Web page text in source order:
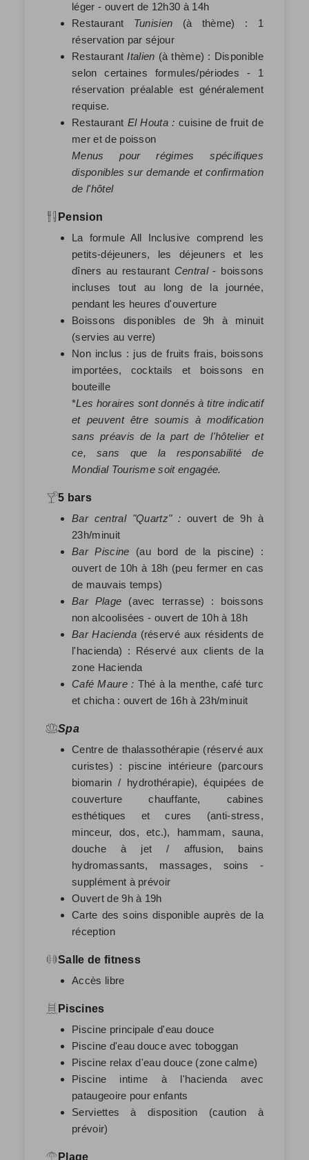
léger - ouvert de 12h30 à 14h
Restaurant Tunisien (à thème) : 1
réservation par séjour
Restaurant Italien (à thème) : Disponible
selon certaines formules/périodes - 1
réservation préalable est généralement
requise.
Restaurant El Houta : cuisine de fruit de
mer et de poisson
Menus pour régimes spécifiques
disponibles sur demande et confirmation
de l'hôtel
Pension
La formule All Inclusive comprend les
petits-déjeuners, les déjeuners et les
dîners au restaurant Central- boissons
incluses tout au long de la journée,
pendant les heures d'ouverture
Boissons disponibles de 9h à minuit
(servies au verre)
Non inclus : jus de fruits frais, boissons
importées, cocktails et boissons en
bouteille
*Les horaires sont donnés à titre indicatif
et peuvent être soumis à modification
sans préavis de la part de l'hôtelier et
ce, sans que la responsabilité de
Mondial Tourisme soit engagée.
5 bars
Bar central "Quartz" :ouvert de 9h à
23h/minuit
Bar Piscine (au bord de la piscine) :
ouvert de 10h à 18h (peu fermer en cas
de mauvais temps)
Bar Plage (avec terrasse) : boissons
non alcoolisées - ouvert de 10h à 18h
Bar Hacienda (réservé aux résidents de
l'hacienda) : Réservé aux clients de la
zone Hacienda
Café Maure : Thé à la menthe, café turc
et chicha : ouvert de 16h à 23h/minuit
Spa
Centre de thalassothérapie (réservé aux
curistes) : piscine intérieure (parcours
biomarin / hydrothérapie), équipées de
couverture chauffante, cabines
esthétiques et cures (anti-stress,
minceur, dos, etc.), hammam, sauna,
douche à jet / affusion, bains
hydromassants, massages, soins -
supplément à prévoir
Ouvert de 9h à 19h
Carte des soins disponible auprès de la
réception
Salle de fitness
Accès libre
Piscines
Piscine principale d'eau douce
Piscine d'eau douce avec toboggan
Piscine relax d'eau douce (zone calme)
Piscine intime à l'hacienda avec
pataugeoire pour enfants
Serviettes à disposition (caution à
prévoir)
Plage